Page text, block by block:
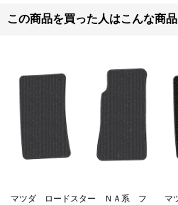
この商品を買った人はこんな商
マツダ ロードスター ＮＡ系 フ
マ